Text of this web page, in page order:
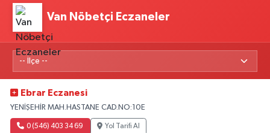
Van Nöbetçi Eczaneler
Ebrar Eczanesi
YENİŞEHİR MAH.HASTANE CAD.NO:10E
0 (546) 403 34 69 Yol Tarifi Al